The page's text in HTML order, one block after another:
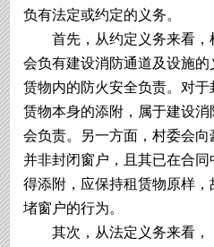
负有法定或约定的义务。
首先，从约定义务来看，
会负有建设消防通道及设施
赁物内的防火安全负责。对
赁物本身的添附，属于建设
会负责。另一方面，村委会
并非封闭窗户，且其已在合
得添附，应保持租赁物原样
堵窗户的行为。
其次，从法定义务来看，